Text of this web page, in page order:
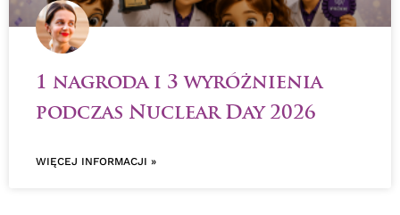
1 nagroda i 3 wyróżnienia
podczas Nuclear Day 2026
WIĘCEJ INFORMACJI »